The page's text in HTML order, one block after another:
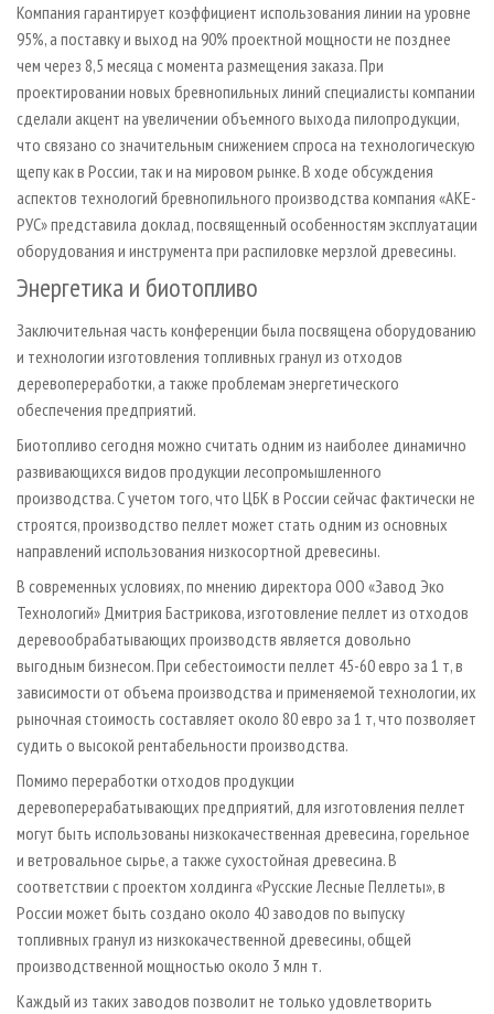
Компания гарантирует коэффициент использования линии на уровне
95%, а поставку и выход на 90% проектной мощности не позднее
чем через 8,5 месяца с момента размещения заказа. При
проектировании новых бревнопильных линий специалисты компании
сделали акцент на увеличении объемного выхода пилопродукции,
что связано со значительным снижением спроса на технологическую
щепу как в России, так и на мировом рынке. В ходе обсуждения
аспектов технологий бревнопильного производства компания «АКЕ-
РУС» представила доклад, посвященный особенностям эксплуатации
оборудования и инструмента при распиловке мерзлой древесины.
Энергетика и биотопливо
Заключительная часть конференции была посвящена оборудованию
и технологии изготовления топливных гранул из отходов
деревопереработки, а также проблемам энергетического
обеспечения предприятий.
Биотопливо сегодня можно считать одним из наиболее динамично
развивающихся видов продукции лесопромышленного
производства. С учетом того, что ЦБК в России сейчас фактически не
строятся, производство пеллет может стать одним из основных
направлений использования низкосортной древесины.
В современных условиях, по мнению директора ООО «Завод Эко
Технологий» Дмитрия Бастрикова, изготовление пеллет из отходов
деревообрабатывающих производств является довольно
выгодным бизнесом. При себестоимости пеллет 45-60 евро за 1 т, в
зависимости от объема производства и применяемой технологии, их
рыночная стоимость составляет около 80 евро за 1 т, что позволяет
судить о высокой рентабельности производства.
Помимо переработки отходов продукции
деревоперерабатывающих предприятий, для изготовления пеллет
могут быть использованы низкокачественная древесина, горельное
и ветровальное сырье, а также сухостойная древесина. В
соответствии с проектом холдинга «Русские Лесные Пеллеты», в
России может быть создано около 40 заводов по выпуску
топливных гранул из низкокачественной древесины, общей
производственной мощностью около 3 млн т.
Каждый из таких заводов позволит не только удовлетворить